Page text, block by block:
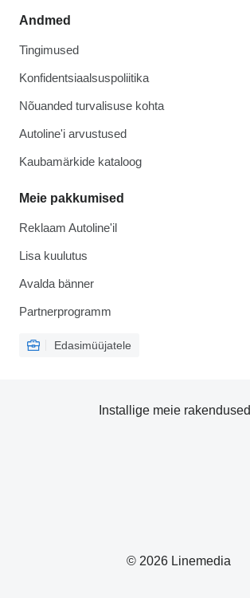
Andmed
Tingimused
Konfidentsiaalsuspoliitika
Nõuanded turvalisuse kohta
Autoline'i arvustused
Kaubamärkide kataloog
Meie pakkumised
Reklaam Autoline'il
Lisa kuulutus
Avalda bänner
Partnerprogramm
Edasimüüjatele
© 2026 Linemedia
Installige meie rakendused